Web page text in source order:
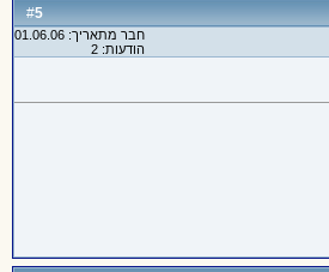
#
5
חבר מתאריך: 01.06.06
הודעות: 2